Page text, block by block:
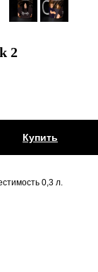
2
Купить
0,3 л.